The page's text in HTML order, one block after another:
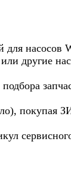
для
другие
покупая